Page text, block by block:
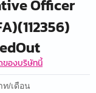
Officer
ของบริษัทนี้
ท/เดือน